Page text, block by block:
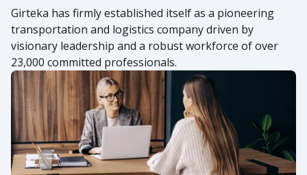
Girteka has firmly established itself as a pioneering
transportation and logistics company driven by
visionary leadership and a robust workforce of over
23,000 committed professionals.